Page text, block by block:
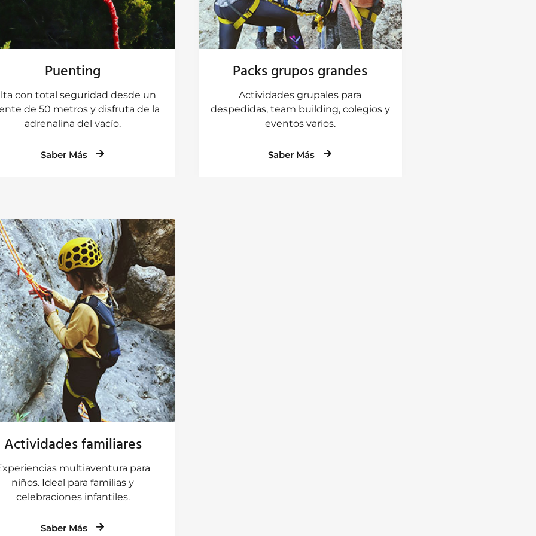
Puenting
con total seguridad desde un
de 50 metros y disfruta de la
adrenalina del vacío.
Saber Más
Packs grupos grandes
Actividades grupales para
despedidas, team building, colegios y
eventos varios.
Saber Más
Actividades familiares
multiaventura para
niños. Ideal para familias y
celebraciones infantiles.
Saber Más